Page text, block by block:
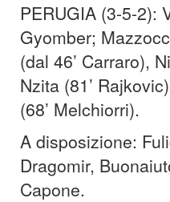
PERUGIA (3-5-2):
Gyomber;
(dal 46’ Carraro),
Nzita (81’
(68’ Melchiorri).
A disposizione:
Dragomir,
Capone.